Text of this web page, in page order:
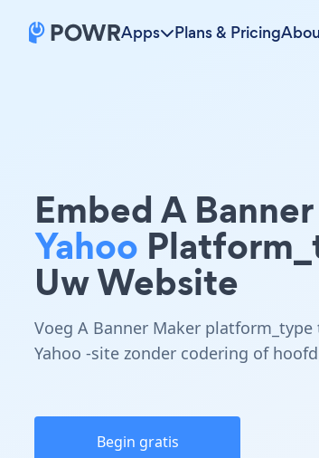
Apps Plans & Pricing
Embed A
Yahoo
Uw Website
Voeg A Banner Maker platform_type
Yahoo -site zonder codering of
Begin gratis